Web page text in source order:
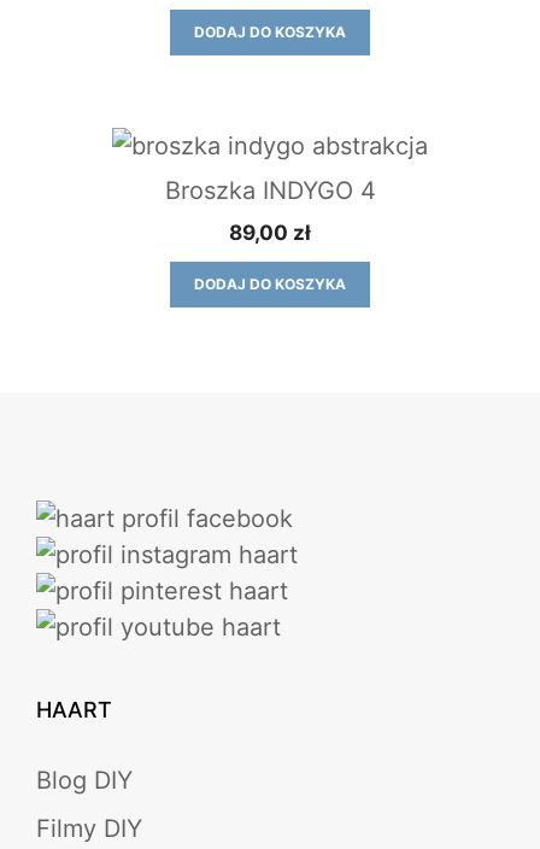
DODAJ DO KOSZYKA
Broszka INDYGO 4
89,00 zł
DODAJ DO KOSZYKA
HAART
Blog DIY
Filmy DIY